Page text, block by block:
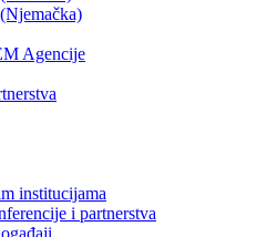
Agencije
institucijama
i partnerstva